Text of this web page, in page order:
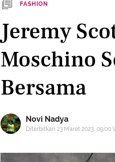
FASHION
Jeremy
Moschino
Bersama
Novi Nadya
Diterbitkan 23 Maret 2023, 09:00